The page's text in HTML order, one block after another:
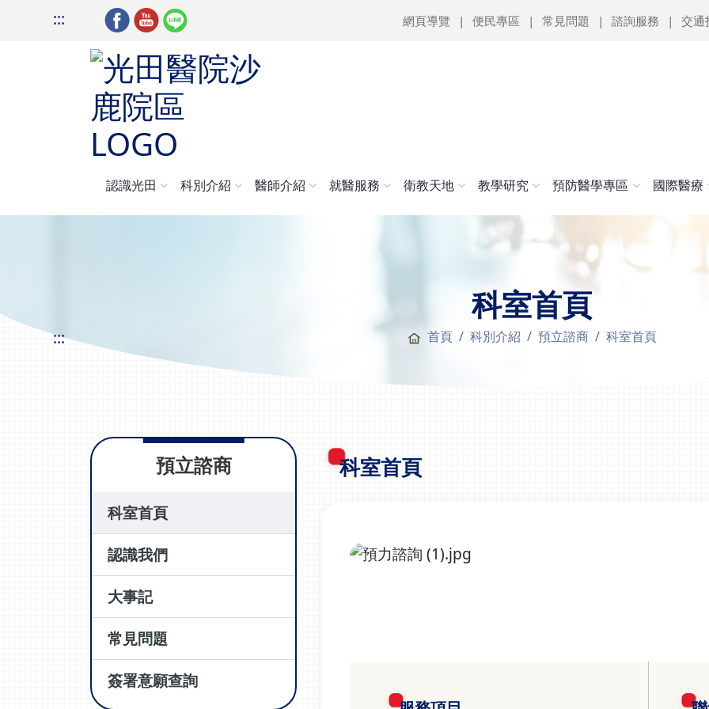
::: 網頁導覽 便民專區 常見問題 諮詢服務 交通
認識光田 科別介紹 醫師介紹 就醫服務 衛教天地 教學研究 預防醫學專區 國際醫療
科室首頁
::: 首頁 科別介紹 預立諮商 科室首頁
預立諮商
科室首頁
認識我們
大事記
常見問題
簽署意願查詢
科室首頁